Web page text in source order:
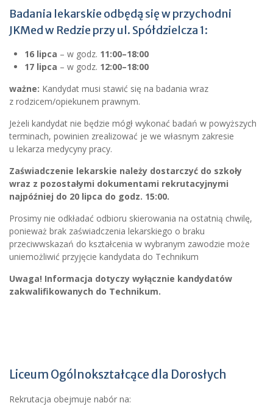
Badania lekarskie odbędą się w przychodni
JKMed w Redzie przy ul. Spółdzielcza 1:
16 lipca – w godz. 11:00–18:00
17 lipca – w godz. 12:00–18:00
ważne: Kandydat musi stawić się na badania wraz
z rodzicem/opiekunem prawnym.
Jeżeli kandydat nie będzie mógł wykonać badań w powyższych
terminach, powinien zrealizować je we własnym zakresie
u lekarza medycyny pracy.
Zaświadczenie lekarskie należy dostarczyć do szkoły
wraz z pozostałymi dokumentami rekrutacyjnymi
najpóźniej do 20 lipca do godz. 15:00.
Prosimy nie odkładać odbioru skierowania na ostatnią chwilę,
ponieważ brak zaświadczenia lekarskiego o braku
przeciwwskazań do kształcenia w wybranym zawodzie może
uniemożliwić przyjęcie kandydata do Technikum
Uwaga! Informacja dotyczy wyłącznie kandydatów
zakwalifikowanych do Technikum.
Liceum Ogólnokształcące dla Dorosłych
Rekrutacja obejmuje nabór na: